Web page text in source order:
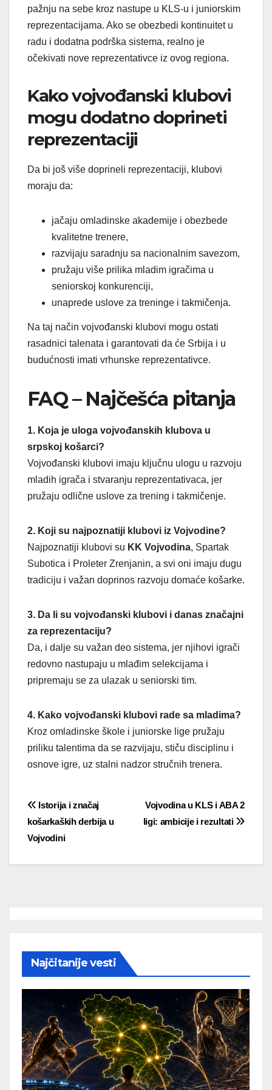
pažnju na sebe kroz nastupe u KLS-u i juniorskim
reprezentacijama. Ako se obezbedi kontinuitet u
radu i dodatna podrška sistema, realno je
očekivati nove reprezentativce iz ovog regiona.
Kako vojvođanski klubovi
mogu dodatno doprineti
reprezentaciji
Da bi još više doprineli reprezentaciji, klubovi
moraju da:
jačaju omladinske akademije i obezbede
kvalitetne trenere,
razvijaju saradnju sa nacionalnim savezom,
pružaju više prilika mladim igračima u
seniorskoj konkurenciji,
unaprede uslove za treninge i takmičenja.
Na taj način vojvođanski klubovi mogu ostati
rasadnici talenata i garantovati da će Srbija i u
budućnosti imati vrhunske reprezentativce.
FAQ – Najčešća pitanja
1. Koja je uloga vojvođanskih klubova u
srpskoj košarci?
Vojvođanski klubovi imaju ključnu ulogu u razvoju
mladih igrača i stvaranju reprezentativaca, jer
pružaju odlične uslove za trening i takmičenje.
2. Koji su najpoznatiji klubovi iz Vojvodine?
Najpoznatiji klubovi su KK Vojvodina, Spartak
Subotica i Proleter Zrenjanin, a svi oni imaju dugu
tradiciju i važan doprinos razvoju domaće košarke.
3. Da li su vojvođanski klubovi i danas značajni
za reprezentaciju?
Da, i dalje su važan deo sistema, jer njihovi igrači
redovno nastupaju u mlađim selekcijama i
pripremaju se za ulazak u seniorski tim.
4. Kako vojvođanski klubovi rade sa mladima?
Kroz omladinske škole i juniorske lige pružaju
priliku talentima da se razvijaju, stiču disciplinu i
osnove igre, uz stalni nadzor stručnih trenera.
Post
navigation
Vojvodina u KLS i ABA 2
ligi: ambicije i rezultati
Istorija i značaj
košarkaških derbija u
Vojvodini
Najčitanije vesti